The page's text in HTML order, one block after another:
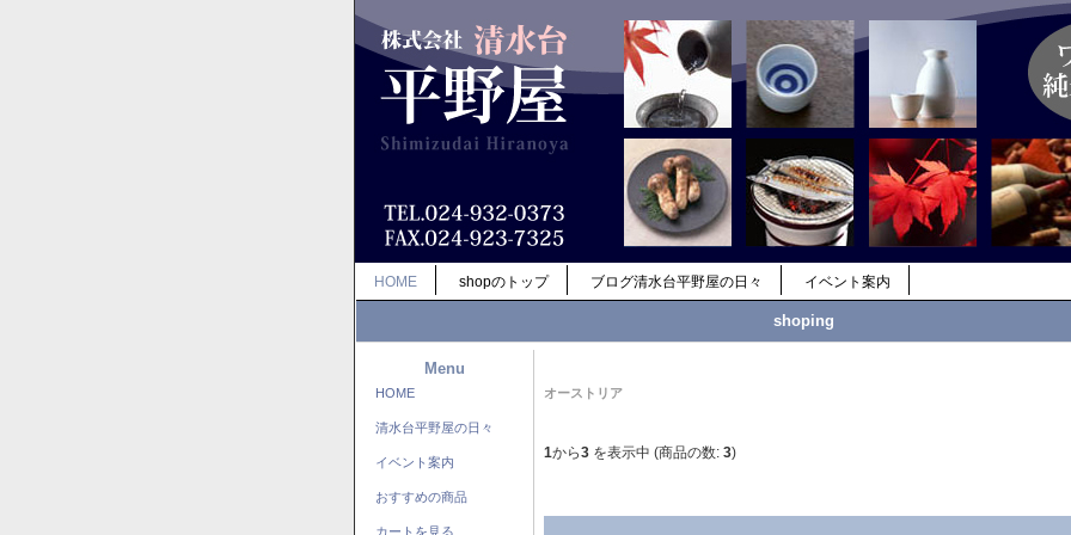
HOME shopのトップ ブログ清水台平野屋の日々 イベント案内
shoping
Menu
HOME
清水台平野屋の日々
イベント案内
おすすめの商品
カートを見る
オーストリア
1から3 を表示中 (商品の数: 3)